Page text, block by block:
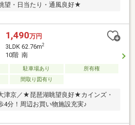
望・日当たり・通風良好★
1,490万円
3LDK 62.76m2
10階 南
駐車場あり
所有権
間取り図有り
津京／★琵琶湖眺望良好★カインズ・
4分！周辺お買い物施設充実♪